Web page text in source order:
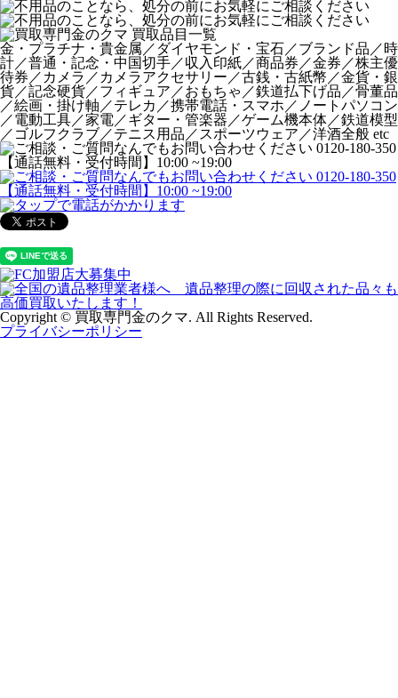
金・プラチナ・貴金属／ダイヤモンド・宝石／ブランド品／時
計／普通・記念・中国切手／収入印紙／商品券／金券／株主優
待券／カメラ／カメラアクセサリー／古銭・古紙幣／金貨・銀
貨／記念硬貨／フィギュア／おもちゃ／鉄道払下げ品／骨董品
／絵画・掛け軸／テレカ／携帯電話・スマホ／ノートパソコン
／電動工具／家電／ギター・管楽器／ゲーム機本体／鉄道模型
／ゴルフクラブ／テニス用品／スポーツウェア／洋酒全般 etc
Copyright © 買取専門金のクマ. All Rights Reserved.
プライバシーポリシー